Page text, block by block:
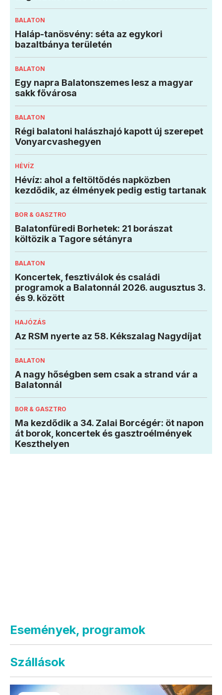
BALATON
Haláp-tanösvény: séta az egykori
bazaltbánya területén
BALATON
Egy napra Balatonszemes lesz a magyar
sakk fővárosa
BALATON
Régi balatoni halászhajó kapott új szerepet
Vonyarcvashegyen
HÉVÍZ
Hévíz: ahol a feltöltődés napközben
kezdődik, az élmények pedig estig tartanak
BOR & GASZTRO
Balatonfüredi Borhetek: 21 borászat
költözik a Tagore sétányra
BALATON
Koncertek, fesztiválok és családi
programok a Balatonnál 2026. augusztus 3.
és 9. között
HAJÓZÁS
Az RSM nyerte az 58. Kékszalag Nagydíjat
BALATON
A nagy hőségben sem csak a strand vár a
Balatonnál
BOR & GASZTRO
Ma kezdődik a 34. Zalai Borcégér: öt napon
át borok, koncertek és gasztroélmények
Keszthelyen
Események, programok
Szállások